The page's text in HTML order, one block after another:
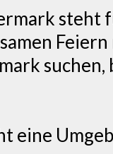
steht
suchen,
eine